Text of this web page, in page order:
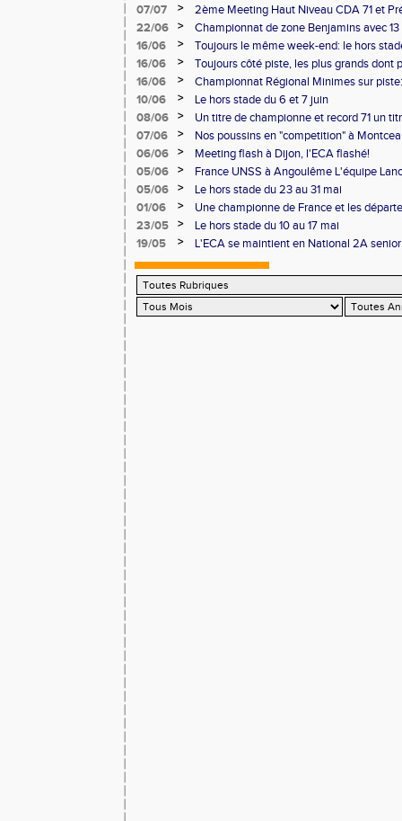
07/07
>
2ème Meeting Haut Niveau CDA 71 et
Chalon
22/06 >
Championnat de zone Benjamins avec
Pontoise et Macon
16/06 >
Toujours le même week-end: le hors
16/06
>
Toujours côté piste, les plus grands dont
Master et 20 ème perf française au triple
16/06 >
Championnat Régional Minimes sur
personnels
10/06 >
Le hors stade du 6 et 7 juin
08/06
>
Un titre de championne et record 71 un
l'ECAlité aux Regionaux d'Epreuves
07/06 >
Nos poussins en "competition" à
06/06
>
Meeting flash à Dijon, l'ECA flashé!
05/06
>
France UNSS à Angoulême L'équipe
podium
05/06 >
Le hors stade du 23 au 31 mai
01/06
>
Une championne de France et les
23/05
>
Le hors stade du 10 au 17 mai
19/05
> L'ECA se maintient en National 2A